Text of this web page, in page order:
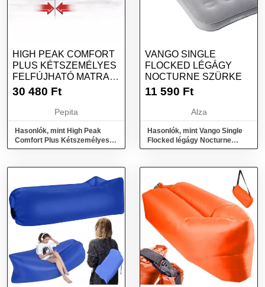
HIGH PEAK COMFORT
PLUS KÉTSZEMÉLYES
FELFÚJHATÓ MATRAC
- SZÜRKE/KÉK
30 480 Ft
Pepita
Hasonlók, mint High Peak
Comfort Plus Kétszemélyes
felfújható matrac - Szürke/Kék
VANGO SINGLE
FLOCKED LÉGÁGY
NOCTURNE SZÜRKE
11 590 Ft
Alza
Hasonlók, mint Vango Single
Flocked légágy Nocturne
szürke